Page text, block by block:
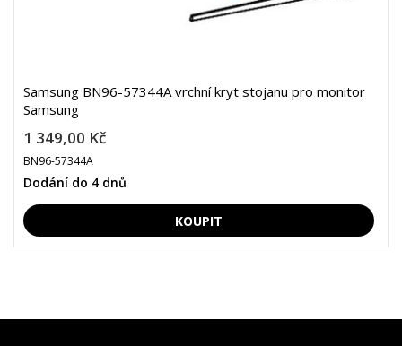
Samsung BN96-57344A vrchní kryt stojanu pro monitor
Samsung
1 349,00 Kč
BN96-57344A
Dodání do 4 dnů